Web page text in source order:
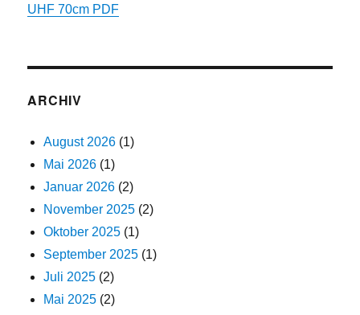
UHF 70cm PDF
ARCHIV
August 2026 (1)
Mai 2026 (1)
Januar 2026 (2)
November 2025 (2)
Oktober 2025 (1)
September 2025 (1)
Juli 2025 (2)
Mai 2025 (2)